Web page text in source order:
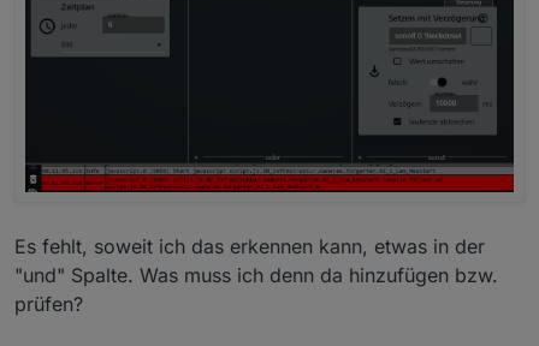
Es fehlt, soweit ich das erkennen kann, etwas in der
"und" Spalte. Was muss ich denn da hinzufügen bzw.
prüfen?